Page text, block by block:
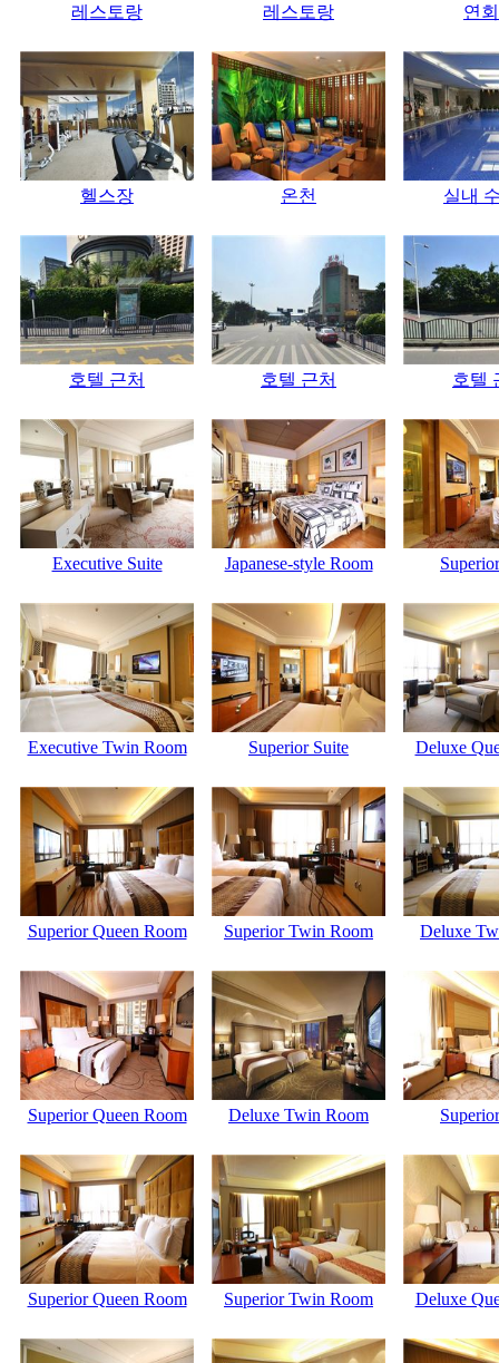
레스토랑 레스토랑 연
헬스장 온천 실내
호텔 근처 호텔 근처 호텔
Executive Suite Japanese-style Room
Executive Twin Room Superior Suite Deluxe
Superior Queen Room Superior Twin Room Deluxe
Superior Queen Room Deluxe Twin Room
Superior Queen Room Superior Twin Room Deluxe